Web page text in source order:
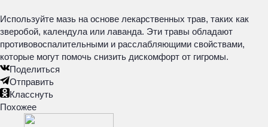
Используйте мазь на основе лекарственных трав, таких как
зверобой, календула или лаванда. Эти травы обладают
противовоспалительными и расслабляющими свойствами,
которые могут помочь снизить дискомфорт от гигромы.
Поделиться
Отправить
Класснуть
Похожее